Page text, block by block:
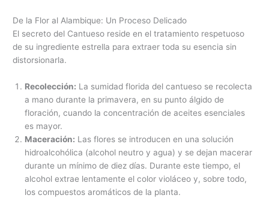
De la Flor al Alambique: Un Proceso Delicado
El secreto del Cantueso reside en el tratamiento respetuoso
de su ingrediente estrella para extraer toda su esencia sin
distorsionarla.
Recolección: La sumidad florida del cantueso se recolecta
a mano durante la primavera, en su punto álgido de
floración, cuando la concentración de aceites esenciales
es mayor.
Maceración: Las flores se introducen en una solución
hidroalcohólica (alcohol neutro y agua) y se dejan macerar
durante un mínimo de diez días. Durante este tiempo, el
alcohol extrae lentamente el color violáceo y, sobre todo,
los compuestos aromáticos de la planta.